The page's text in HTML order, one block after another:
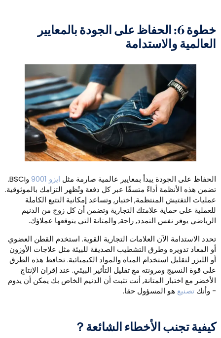
خطوة 6: الحفاظ على الجودة بالمعايير
والاستدامة
على الجودة يبدأ بمعايير عالمية صارمة مثلايزو 9001
وBSCI.
هذه الأنظمة أداءً متسقًا عبر كل دفعة وتُظهر التزامك بالموثوقية.
التفتيش المنتظمة, اختبار, وتساعد إمكانية التتبع الكاملة
على حماية علامتك التجارية وتضمن أن كل زوج من الدنيم
يوفر نفس التمدد, راحة, والمتانة التي يتوقعها عملاؤك.
الاستدامة الآن العلامات التجارية القوية. استخدم القطن العضوي
المعاد تدويره وطرق التشطيب الصديقة للبيئة مثل علاجات الأوزون
الليزر لتقليل استخدام المياه والمواد الكيميائية. تحافظ هذه الطرق
قوة النسيج ومرونته مع تقليل التأثير البيئي. عند إقران الإنتاج
مع اختبار المتانة, أنت تثبت أن الدنيم الخاص بك يمكن أن يدوم
وأنكتصنيعهو المسؤول حقا.
تجنب الأخطاء الشائعة？